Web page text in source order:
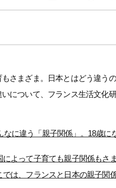
もさまざま。日本とはどう違
について、フランス生活文化
なに違う「親子関係」。18歳に
によって子育ても親子関係も
では、フランスと日本の親子関